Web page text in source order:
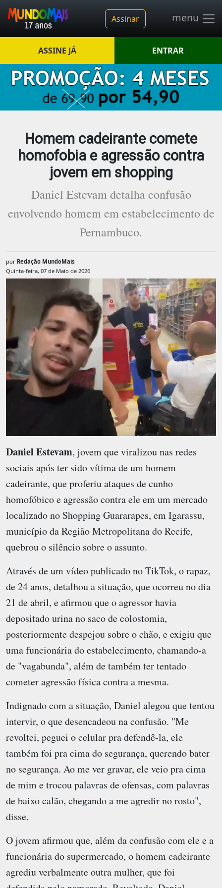
Assinar menu
ASSINE JÁ ENTRAR
Homem cadeirante comete
homofobia e agressão contra
jovem em shopping
Daniel Estevam detalha confusão
envolvendo homem em estabelecimento de
Pernambuco.
por Redação MundoMais
Quinta-feira, 07 de Maio de 2026
Daniel Estevam, jovem que viralizou nas redes
sociais após ter sido vítima de um homem
cadeirante, que proferiu ataques de cunho
homofóbico e agressão contra ele em um mercado
localizado no Shopping Guararapes, em Igarassu,
município da Região Metropolitana do Recife,
quebrou o silêncio sobre o assunto.
Através de um vídeo publicado no TikTok, o rapaz,
de 24 anos, detalhou a situação, que ocorreu no dia
21 de abril, e afirmou que o agressor havia
depositado urina no saco de colostomia,
posteriormente despejou sobre o chão, e exigiu que
uma funcionária do estabelecimento, chamando-a
de "vagabunda", além de também ter tentado
cometer agressão física contra a mesma.
Indignado com a situação, Daniel alegou que tentou
intervir, o que desencadeou na confusão. "Me
revoltei, peguei o celular pra defendê-la, ele
também foi pra cima do segurança, querendo bater
no segurança. Ao me ver gravar, ele veio pra cima
de mim e trocou palavras de ofensas, com palavras
de baixo calão, chegando a me agredir no rosto",
disse.
O jovem afirmou que, além da confusão com ele e a
funcionária do supermercado, o homem cadeirante
agrediu verbalmente outra mulher, que foi